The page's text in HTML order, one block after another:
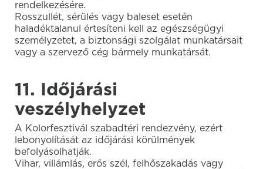
rendelkezésére.
Rosszullét, sérülés vagy baleset esetén
haladéktalanul értesíteni kell az egészségügyi
személyzetet, a biztonsági szolgálat munkatársait
vagy a szervező cég bármely munkatársát.
11. Időjárási
veszélyhelyzet
A Kolorfesztivál szabadtéri rendezvény, ezért
lebonyolítását az időjárási körülmények
befolyásolhatják.
Vihar, villámlás, erős szél, felhőszakadás vagy